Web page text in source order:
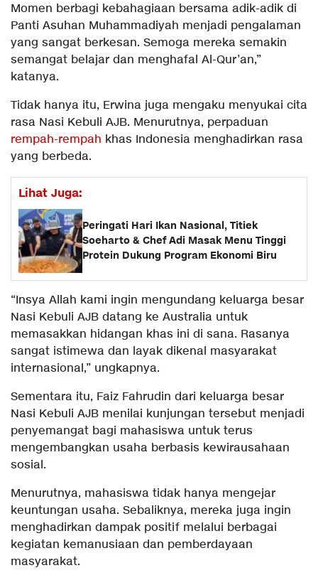
Momen berbagi kebahagiaan bersama adik-adik di
Panti Asuhan Muhammadiyah menjadi pengalaman
yang sangat berkesan. Semoga mereka semakin
semangat belajar dan menghafal Al-Qur’an,”
katanya.
Tidak hanya itu, Erwina juga mengaku menyukai cita
rasa Nasi Kebuli AJB. Menurutnya, perpaduan
rempah-rempah khas Indonesia menghadirkan rasa
yang berbeda.
Lihat Juga:
Peringati Hari Ikan Nasional, Titiek
Soeharto & Chef Adi Masak Menu Tinggi
Protein Dukung Program Ekonomi Biru
“Insya Allah kami ingin mengundang keluarga besar
Nasi Kebuli AJB datang ke Australia untuk
memasakkan hidangan khas ini di sana. Rasanya
sangat istimewa dan layak dikenal masyarakat
internasional,” ungkapnya.
Sementara itu, Faiz Fahrudin dari keluarga besar
Nasi Kebuli AJB menilai kunjungan tersebut menjadi
penyemangat bagi mahasiswa untuk terus
mengembangkan usaha berbasis kewirausahaan
sosial.
Menurutnya, mahasiswa tidak hanya mengejar
keuntungan usaha. Sebaliknya, mereka juga ingin
menghadirkan dampak positif melalui berbagai
kegiatan kemanusiaan dan pemberdayaan
masyarakat.